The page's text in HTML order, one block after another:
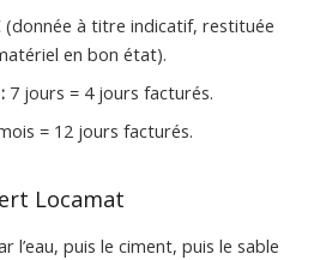
à titre indicatif, restituée
en bon état).
7 jours = 4 jours facturés.
= 12 jours facturés.
Locamat
l’eau, puis le ciment, puis le sable